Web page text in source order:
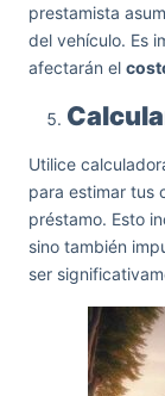
prestamista
del vehículo. Es
afectarán el
Utilice
para estimar tus
préstamo. Esto
sino también
ser